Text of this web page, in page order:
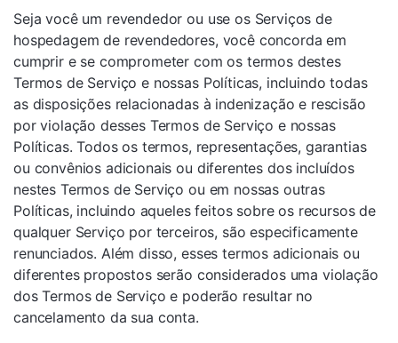
Seja você um revendedor ou use os Serviços de
hospedagem de revendedores, você concorda em
cumprir e se comprometer com os termos destes
Termos de Serviço e nossas Políticas, incluindo todas
as disposições relacionadas à indenização e rescisão
por violação desses Termos de Serviço e nossas
Políticas. Todos os termos, representações, garantias
ou convênios adicionais ou diferentes dos incluídos
nestes Termos de Serviço ou em nossas outras
Políticas, incluindo aqueles feitos sobre os recursos de
qualquer Serviço por terceiros, são especificamente
renunciados. Além disso, esses termos adicionais ou
diferentes propostos serão considerados uma violação
dos Termos de Serviço e poderão resultar no
cancelamento da sua conta.